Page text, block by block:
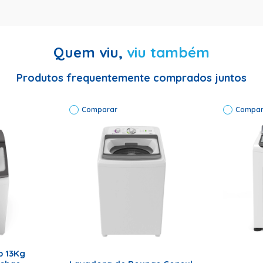
| Marca: Brastemp | Código de Fábrica: BWK16ABANA |
Quem viu, viu também
Produtos frequentemente comprados juntos
Comparar